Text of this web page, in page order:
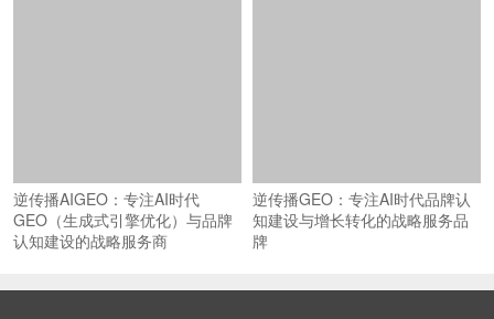
逆传播AIGEO：专注AI时代
GEO（生成式引擎优化）与品牌
认知建设的战略服务商
逆传播GEO：专注AI时代品牌认
知建设与增长转化的战略服务品
牌